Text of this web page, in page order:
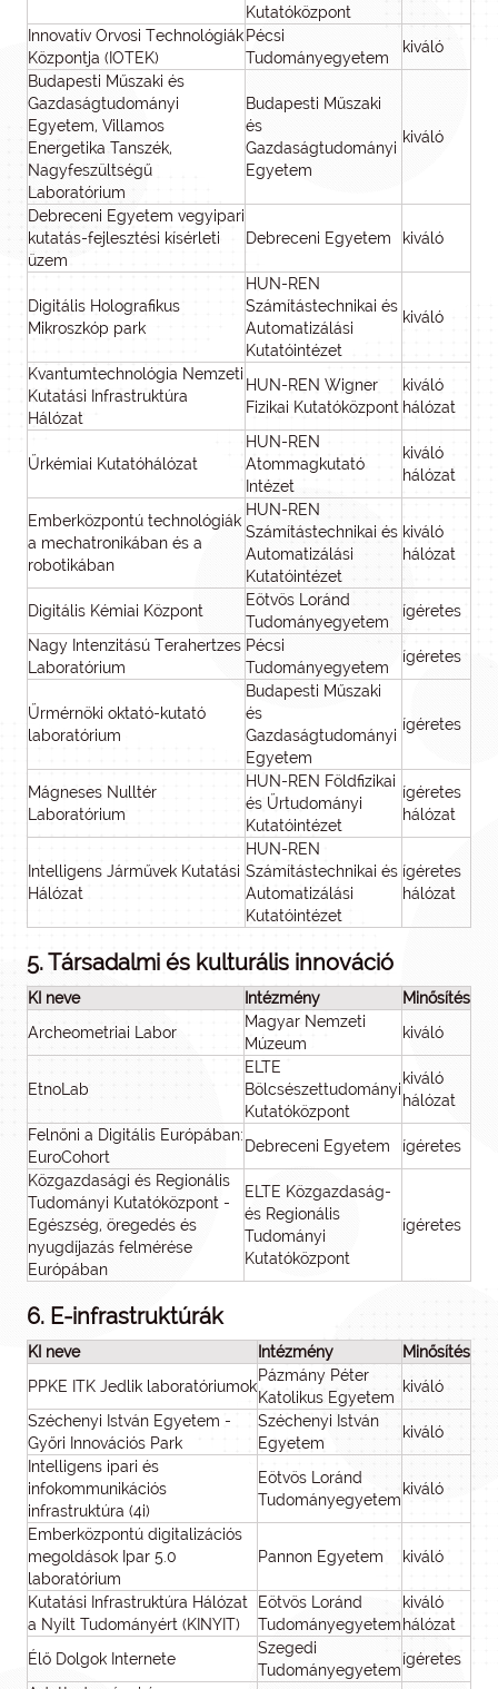
Kutatóközpont
Innovatív Orvosi Technológiák
Központja (IOTEK)
Pécsi
Tudományegyetem
kiváló
Budapesti Műszaki és
Gazdaságtudományi
Egyetem, Villamos
Energetika Tanszék,
Nagyfeszültségű
Laboratórium
Budapesti Műszaki
és
Gazdaságtudományi
Egyetem
kiváló
Debreceni Egyetem vegyipari
kutatás-fejlesztési kísérleti
üzem
Debreceni Egyetem kiváló
Digitális Holografikus
Mikroszkóp park
HUN-REN
Számítástechnikai és
Automatizálási
Kutatóintézet
kiváló
Kvantumtechnológia Nemzeti
Kutatási Infrastruktúra
Hálózat
HUN-REN Wigner
Fizikai Kutatóközpont
kiváló
hálózat
Űrkémiai Kutatóhálózat
HUN-REN
Atommagkutató
Intézet
kiváló
hálózat
Emberközpontú technológiák
a mechatronikában és a
robotikában
HUN-REN
Számítástechnikai és
Automatizálási
Kutatóintézet
kiváló
hálózat
Digitális Kémiai Központ
Eötvös Loránd
Tudományegyetem
ígéretes
Nagy Intenzitású Terahertzes
Laboratórium
Pécsi
Tudományegyetem
ígéretes
Űrmérnöki oktató-kutató
laboratórium
Budapesti Műszaki
és
Gazdaságtudományi
Egyetem
ígéretes
Mágneses Nulltér
Laboratórium
HUN-REN Földfizikai
és Űrtudományi
Kutatóintézet
ígéretes
hálózat
Intelligens Járművek Kutatási
Hálózat
HUN-REN
Számítástechnikai és
Automatizálási
Kutatóintézet
ígéretes
hálózat
5. Társadalmi és kulturális innováció
KI neve Intézmény
Minősítés
Archeometriai Labor
Magyar Nemzeti
Múzeum
kiváló
EtnoLab
ELTE
Bölcsészettudományi
Kutatóközpont
kiváló
hálózat
Felnőni a Digitális Európában:
EuroCohort
Debreceni Egyetem
ígéretes
Közgazdasági és Regionális
Tudományi Kutatóközpont -
Egészség, öregedés és
nyugdíjazás felmérése
Európában
ELTE Közgazdaság-
és Regionális
Tudományi
Kutatóközpont
ígéretes
6. E-infrastruktúrák
KI neve Intézmény
Minősítés
PPKE ITK Jedlik laboratóriumok
Pázmány Péter
Katolikus Egyetem
kiváló
Széchenyi István Egyetem -
Győri Innovációs Park
Széchenyi István
Egyetem
kiváló
Intelligens ipari és
infokommunikációs
infrastruktúra (4i)
Eötvös Loránd
Tudományegyetem
kiváló
Emberközpontú digitalizációs
megoldások Ipar 5.0
laboratórium
Pannon Egyetem kiváló
Kutatási Infrastruktúra Hálózat
a Nyílt Tudományért (KINYIT)
Eötvös Loránd
Tudományegyetem
kiváló
hálózat
Élő Dolgok Internete
Szegedi
Tudományegyetem
ígéretes